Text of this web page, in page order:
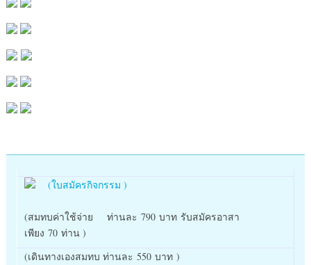
(ใบสมัครกิจกรรม )
(สมทบค่าใช้จ่าย ท่านละ 790 บาท รับสมัครอาสา
เพียง 70 ท่าน )
(เดินทางเองสมทบ ท่านละ 550 บาท )